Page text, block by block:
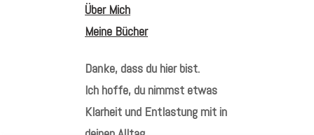
Über Mich
Meine Bücher
Danke, dass du hier bist.
Ich hoffe, du nimmst etwas
Klarheit und Entlastung mit in